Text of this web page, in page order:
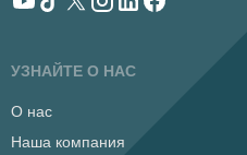
УЗНАЙТЕ О НАС
О нас
Наша компания